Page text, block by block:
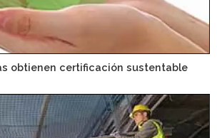
obtienen certificación sustentable